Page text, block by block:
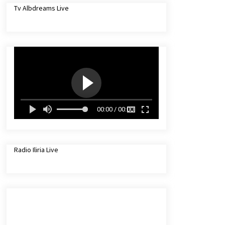
Shkruan Blertë Tmava Veselaj ”
DIFERENCA”
4 months ago
Tv Albdreams Live
00:00 / 00:00
Radio Iliria Live